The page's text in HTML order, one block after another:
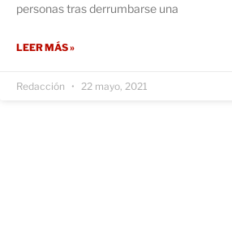
personas tras derrumbarse una
LEER MÁS »
Redacción 22 mayo, 2021